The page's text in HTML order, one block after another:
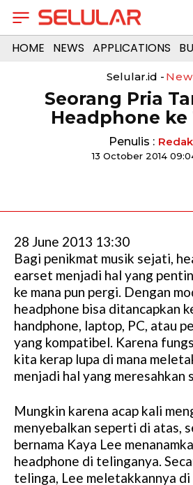
HOME NEWS APPLICATIONS
Selular.id -
Seorang Pria
Headphone ke
Penulis :
13 October 2014
28 June 2013 13:30
Bagi penikmat musik sejati,
earset menjadi hal yang
ke mana pun pergi. Dengan
headphone bisa ditancapkan
handphone, laptop, PC, atau
yang kompatibel. Karena
kita kerap lupa di mana
menjadi hal yang meresahkan
Mungkin karena acap kali
menyebalkan seperti di atas,
bernama Kaya Lee
headphone di telinganya.
telinga, Lee meletakkannya